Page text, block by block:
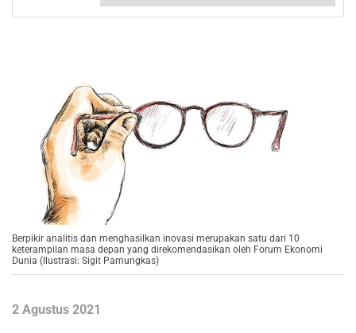
Berpikir analitis dan menghasilkan inovasi merupakan satu dari 10
keterampilan masa depan yang direkomendasikan oleh Forum Ekonomi
Dunia (Ilustrasi: Sigit Pamungkas)
2 Agustus 2021